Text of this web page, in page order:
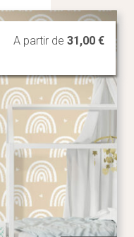
A partir de 31,00 €